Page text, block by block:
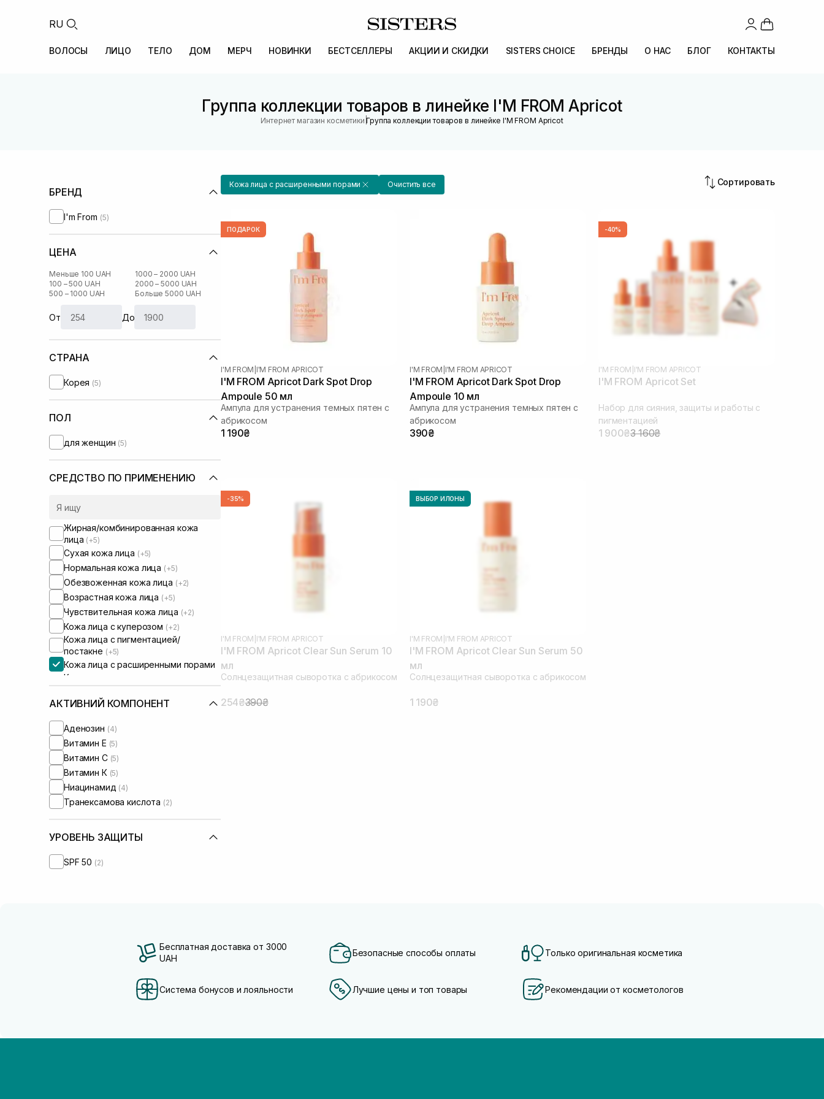
RU
ВОЛОСЫ ЛИЦО ТЕЛО ДОМ МЕРЧ НОВИНКИ БЕСТСЕЛЛЕРЫ АКЦИИ И СКИДКИ SISTERS CHOICE БРЕНДЫ О НАС БЛОГ КОНТАКТЫ
Группа коллекции товаров в линейке I'M FROM Apricot
Интернет магазин косметики |Группа коллекции товаров в линейке I'M FROM Apricot
БРЕНД
I'm From (5)
ЦЕНА
Меньше 100 UAH
100 – 500 UAH
500 – 1000 UAH
1000 – 2000 UAH
2000 – 5000 UAH
Больше 5000 UAH
От До
СТРАНА
Корея (5)
ПОЛ
для женщин (5)
СРЕДСТВО ПО ПРИМЕНЕНИЮ
Жирная/комбинированная кожа
лица (+5)
Сухая кожа лица (+5)
Нормальная кожа лица (+5)
Обезвоженная кожа лица (+2)
Возрастная кожа лица (+5)
Чувствительная кожа лица (+2)
Кожа лица с куперозом (+2)
Кожа лица с пигментацией/
постакне (+5)
Кожа лица с расширенными порами
Кожа лица с нарушенным
барьером
Кожа лица с нарушенным
Сыворотки от постакне
АКТИВНИЙ КОМПОНЕНТ
Аденозин (4)
Витамин Е (5)
Витамин C (5)
Витамин К (5)
Ниацинамид (4)
Транексамова кислота (2)
УРОВЕНЬ ЗАЩИТЫ
SPF 50 (2)
Кожа лица с расширенными порами Очистить все Сортировать
ПОДАРОК
I'M FROM I'M FROM APRICOT
I'M FROM Apricot Dark Spot Drop
Ampoule 50 мл
Ампула для устранения темных пятен с
абрикосом
1 190₴
I'M FROM I'M FROM APRICOT
I'M FROM Apricot Dark Spot Drop
Ampoule 10 мл
Ампула для устранения темных пятен с
абрикосом
390₴
-40%
I'M FROM I'M FROM APRICOT
I'M FROM Apricot Set
Набор для сияния, защиты и работы с
пигментацией
1 900₴3 160₴
-35%
I'M FROM I'M FROM APRICOT
I'M FROM Apricot Clear Sun Serum 10
мл
Солнцезащитная сыворотка с абрикосом
254₴390₴
ВЫБОР ИЛОНЫ
I'M FROM I'M FROM APRICOT
I'M FROM Apricot Clear Sun Serum 50
мл
Солнцезащитная сыворотка с абрикосом
1 190₴
Бесплатная доставка от 3000
UAH
Безопасные способы оплаты Только оригинальная косметика
Система бонусов и лояльности Лучшие цены и топ товары Рекомендации от косметологов